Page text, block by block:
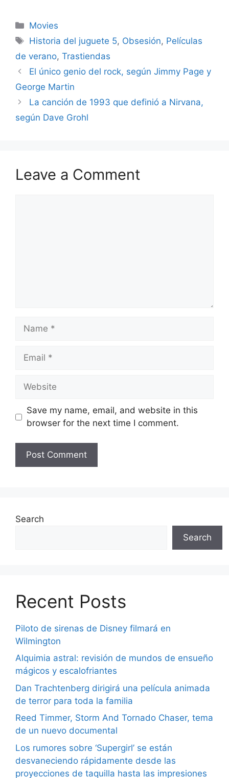
Categories
Movies
Tags
Historia del juguete 5, Obsesión, Películas
de verano, Trastiendas
El único genio del rock, según Jimmy Page y
George Martin
La canción de 1993 que definió a Nirvana,
según Dave Grohl
Leave a Comment
Name
Email
Website
Save my name, email, and website in this
browser for the next time I comment.
Search
Search
Recent Posts
Piloto de sirenas de Disney filmará en
Wilmington
Alquimia astral: revisión de mundos de ensueño
mágicos y escalofriantes
Dan Trachtenberg dirigirá una película animada
de terror para toda la familia
Reed Timmer, Storm And Tornado Chaser, tema
de un nuevo documental
Los rumores sobre ‘Supergirl’ se están
desvaneciendo rápidamente desde las
proyecciones de taquilla hasta las impresiones